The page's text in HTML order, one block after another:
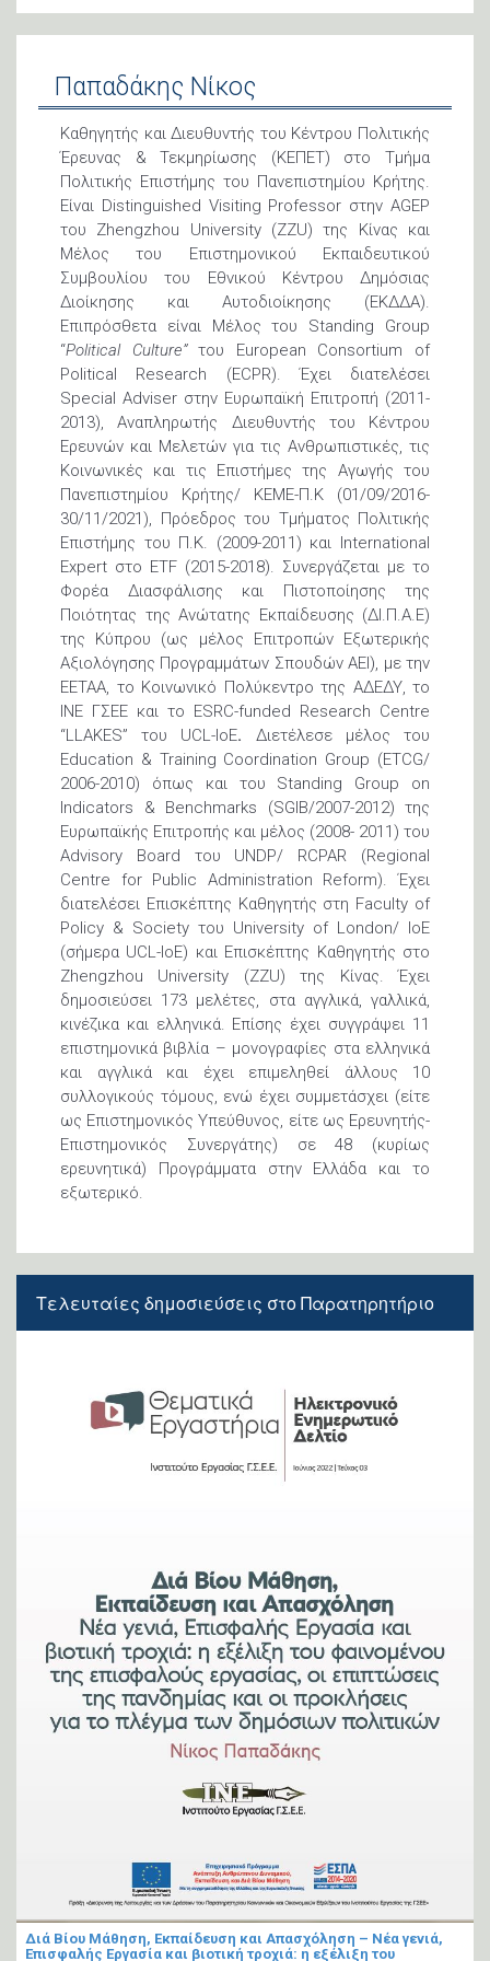
Παπαδάκης Νίκος
Καθηγητής και Διευθυντής του Κέντρου Πολιτικής
Έρευνας & Τεκμηρίωσης (ΚΕΠΕΤ) στο Τμήμα
Πολιτικής Επιστήμης του Πανεπιστημίου Κρήτης.
Είναι Distinguished Visiting Professor στην AGEP
του Zhengzhou University (ZZU) της Κίνας και
Μέλος του Επιστημονικού Εκπαιδευτικού
Συμβουλίου του Εθνικού Κέντρου Δημόσιας
Διοίκησης και Αυτοδιοίκησης (ΕΚΔΔΑ).
Επιπρόσθετα είναι Μέλος του Standing Group
“Political Culture”του European Consortium of
Political Research (ECPR). Έχει διατελέσει
Special Adviser στην Ευρωπαϊκή Επιτροπή (2011-
2013), Αναπληρωτής Διευθυντής του Κέντρου
Ερευνών και Μελετών για τις Ανθρωπιστικές, τις
Κοινωνικές και τις Επιστήμες της Αγωγής του
Πανεπιστημίου Κρήτης/ ΚΕΜΕ-Π.Κ (01/09/2016-
30/11/2021), Πρόεδρος του Τμήματος Πολιτικής
Επιστήμης του Π.Κ. (2009-2011) και International
Expert στο ETF (2015-2018). Συνεργάζεται με το
Φορέα Διασφάλισης και Πιστοποίησης της
Ποιότητας της Ανώτατης Εκπαίδευσης (ΔΙ.Π.Α.Ε)
της Κύπρου (ως μέλος Επιτροπών Εξωτερικής
Αξιολόγησης Προγραμμάτων Σπουδών ΑΕΙ), με την
ΕΕΤΑΑ, το Κοινωνικό Πολύκεντρο της ΑΔΕΔΥ, το
ΙΝΕ ΓΣΕΕ και το ESRC-funded Research Centre
“LLAKES” του UCL-IoE. Διετέλεσε μέλος του
Education & Training Coordination Group (ETCG/
2006-2010) όπως και του Standing Group on
Indicators & Benchmarks (SGIB/2007-2012) της
Ευρωπαϊκής Επιτροπής και μέλος (2008- 2011) του
Advisory Board του UNDP/ RCPAR (Regional
Centre for Public Administration Reform). Έχει
διατελέσει Επισκέπτης Καθηγητής στη Faculty of
Policy & Society του University of London/ IoE
(σήμερα UCL-IoE) και Επισκέπτης Καθηγητής στο
Zhengzhou University (ZZU) της Κίνας. Έχει
δημοσιεύσει 173 μελέτες, στα αγγλικά, γαλλικά,
κινέζικα και ελληνικά. Επίσης έχει συγγράψει 11
επιστημονικά βιβλία – μονογραφίες στα ελληνικά
και αγγλικά και έχει επιμεληθεί άλλους 10
συλλογικούς τόμους, ενώ έχει συμμετάσχει (είτε
ως Επιστημονικός Υπεύθυνος, είτε ως Ερευνητής-
Επιστημονικός Συνεργάτης) σε 48 (κυρίως
ερευνητικά) Προγράμματα στην Ελλάδα και το
εξωτερικό.
Τελευταίες δημοσιεύσεις στο Παρατηρητήριο
Διά Βίου Μάθηση, Εκπαίδευση και Απασχόληση – Νέα γενιά,
Επισφαλής Εργασία και βιοτική τροχιά: η εξέλιξη του